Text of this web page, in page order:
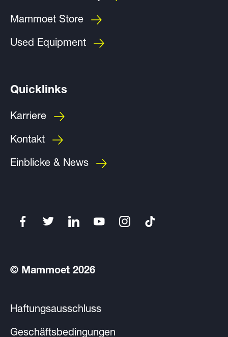
Mammoet Store
Used Equipment
Quicklinks
Karriere
Kontakt
Einblicke & News
© Mammoet 2026
Haftungsausschluss
Geschäftsbedingungen